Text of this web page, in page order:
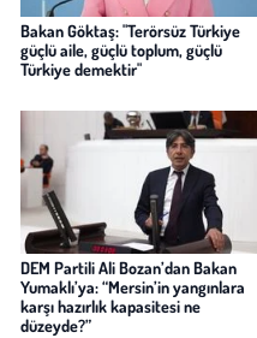
Bakan Göktaş: "Terörsüz Türkiye
güçlü aile, güçlü toplum, güçlü
Türkiye demektir"
DEM Partili Ali Bozan’dan Bakan
Yumaklı’ya: “Mersin’in yangınlara
karşı hazırlık kapasitesi ne
düzeyde?”